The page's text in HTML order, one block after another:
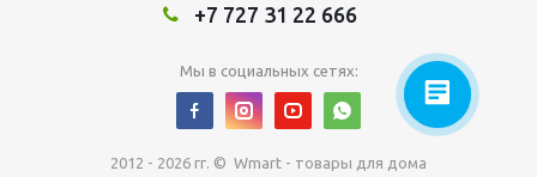
+7 727 31 22 666
Мы в социальных сетях:
2012 - 2026 гг. © Wmart - товары для дома